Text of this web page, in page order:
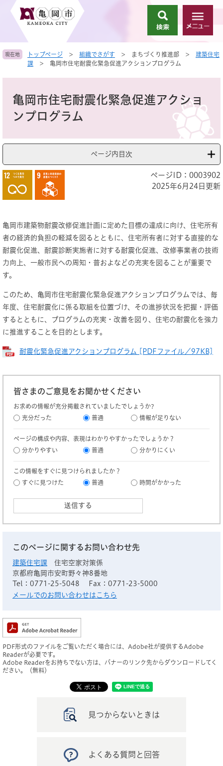
頭
す
飛
し
索
メ
ニ
ー
現在地 トップページ > 組織でさがす > まちづくり推進部 >
建築住宅
課
> 亀岡市住宅耐震化緊急促進アクションプログラム
亀岡市住宅耐震化緊急促進アクショ
ンプログラム
ページ内目次
ページID：0003902
2025年6月24日更新
亀岡市建築物耐震改修促進計画に定めた目標の達成に向け、住宅所有
者の経済的負担の軽減を図るとともに、住宅所有者に対する直接的な
耐震化促進、耐震診断実施者に対する耐震化促進、改修事業者の技術
力向上、一般市民への周知・普およなどの充実を図ることが重要で
す。
このため、亀岡市住宅耐震化緊急促進アクションプログラムでは、毎
年度、住宅耐震化に係る取組を位置づけ、その進捗状況を把握・評価
するとともに、プログラムの充実・改善を図り、住宅の耐震化を強力
に推進することを目的とします。
耐震化緊急促進アクションプログラム [PDFファイル／97KB]
皆さまのご意見をお聞かせください
お求めの情報が充分掲載されていましたでしょうか?
充分だった
普通 情報が足りない
ページの構成や内容、表現はわかりやすかったでしょうか？
分かりやすい
普通 分かりにくい
この情報をすぐに見つけられましたか？
すぐに見つけた
普通 時間がかかった
このページに関するお問い合わせ先
建築住宅課
住宅空家対策係
京都府亀岡市安町野々神8番地
Tel：0771-25-5048
Fax：0771-23-5000
メールでのお問い合わせはこちら
PDF形式のファイルをご覧いただく場合には、Adobe社が提供するAdobe
Readerが必要です。
Adobe Readerをお持ちでない方は、バナーのリンク先からダウンロードしてく
ださい。（無料）
見つからないときは
よくある質問と回答